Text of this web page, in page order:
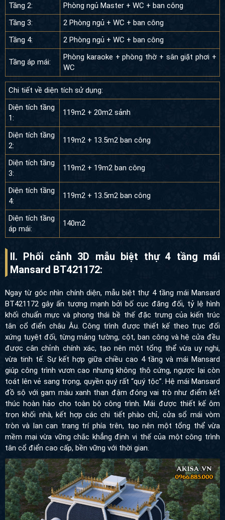
Tầng 2:
Phòng ngủ Master + WC + ban công
Tầng 3:
2 Phòng ngủ + WC + ban công
Tầng 4:
2 Phòng ngủ + WC + ban công
Tầng áp mái:
Phòng karaoke + phòng thờ + sân giặt phơi +
WC
Chi tiết về diện tích sử dụng:
Diện tích tầng
1:
119m2 + 20m2 sảnh
Diện tích tầng
2:
119m2 + 13.5m2 ban công
Diện tích tầng
3:
119m2 + 19m2 ban công
Diện tích tầng
4:
119m2 + 13.5m2 ban công
Diện tích tầng
áp mái:
140m2
II. Phối cảnh 3D mẫu biệt thự 4 tầng mái
Mansard BT421172:
Ngay từ góc nhìn chính diện, mẫu biệt thự 4 tầng mái Mansard
BT421172 gây ấn tượng mạnh bởi bố cục đăng đối, tỷ lệ hình
khối chuẩn mực và phong thái bề thế đặc trưng của kiến trúc tân
cổ điển châu Âu. Công trình được thiết kế theo trục đối xứng
tuyệt đối, từng mảng tường, cột, ban công và hệ cửa đều được
cân chỉnh chính xác, tạo nên một tổng thể vừa uy nghi, vừa tinh
tế. Sự kết hợp giữa chiều cao 4 tầng và mái Mansard giúp công
trình vươn cao nhưng không thô cứng, ngược lại còn toát lên vẻ
sang trọng, quyền quý rất “quý tộc”. Hệ mái Mansard đồ sộ với
gam màu xanh than đậm đóng vai trò như điểm kết thúc hoàn
hảo cho toàn bộ công trình. Mái được thiết kế ôm trọn khối nhà,
kết hợp các chi tiết phào chỉ, cửa sổ mái vòm tròn và lan can
trang trí phía trên, tạo nên một tổng thể vừa mềm mại vừa vững
chắc khẳng định vị thế của một công trình tân cổ điển cao cấp,
bền vững với thời gian.